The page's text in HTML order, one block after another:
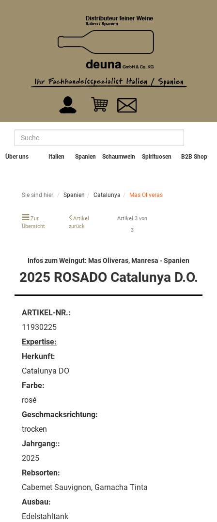
Über uns Italien Spanien Schaumwein Spirituosen B2B Shop
Sie sind hier: Spanien Catalunya Mas Oliveras
Zur
Übersicht
Artikel
zurück
Artikel 3 von
3
Infos zum Weingut: Mas Oliveras, Manresa - Spanien
2025 ROSADO Catalunya D.O.
ARTIKEL-NR.:
11930225
Expertise:
Herkunft:
Catalunya DO
Farbe:
rosé
Geschmacksrichtung:
trocken
Jahrgang::
2025
Rebsorten:
Cabernet Sauvignon, Garnacha Tinta
Ausbau:
Edelstahltank